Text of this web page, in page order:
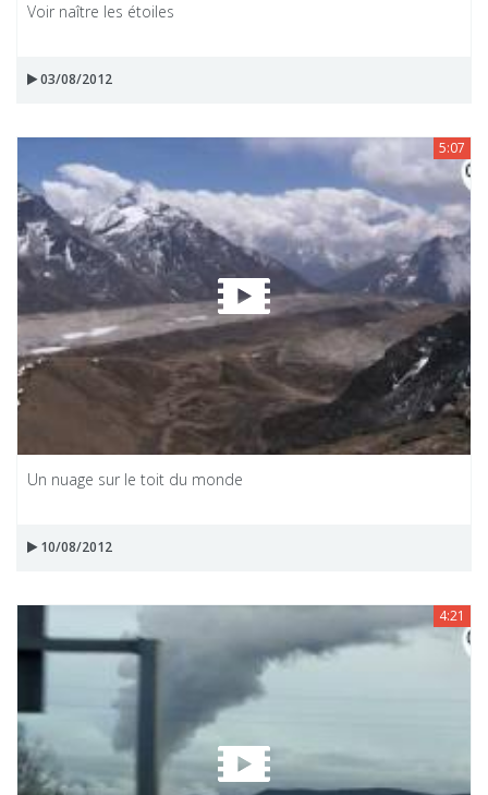
Voir naître les étoiles
03/08/2012
5:07
Un nuage sur le toit du monde
10/08/2012
4:21